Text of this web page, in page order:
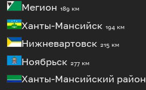
Мегион 189 км
Ханты-Мансийск 194 км
Нижневартовск 215 км
Ноябрьск 277 км
Ханты-Мансийский район